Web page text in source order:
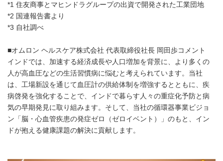
*1 住友商事とマヒンドラグループの出資で開発された工業団地
*2 国連報告書より
*3 自社調べ
■オムロン ヘルスケア株式会社 代表取締役社長 岡田歩コメント
インドでは、加速する経済成長や人口増加を背景に、より多くの
人が高血圧などの生活習慣病に悩むと考えられています。当社
は、工場新設を通じて血圧計の供給体制を増強するとともに、疾
病啓発を強化することで、インドで暮らす人々の重症化予防と病
気の早期発見に取り組みます。そして、当社の循環器事業ビジョ
ン「脳・心血管疾患の発症ゼロ（ゼロイベント）」のもと、イン
ドが抱える健康課題の解決に貢献します。